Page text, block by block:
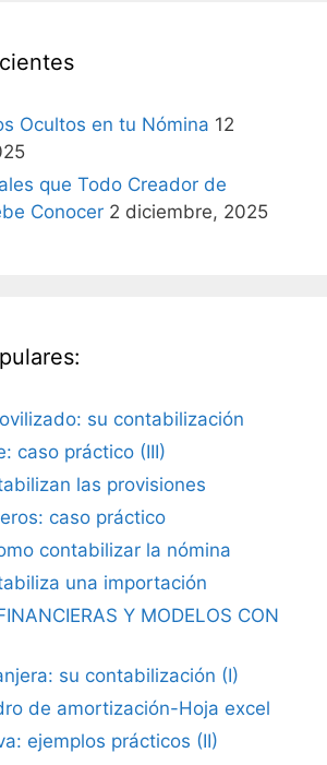
Ocultos en tu Nómina 12
que Todo Creador de
Conocer 2 diciembre, 2025
su contabilización
caso práctico (III)
las provisiones
caso práctico
contabilizar la nómina
una importación
Y MODELOS CON
su contabilización (I)
de amortización-Hoja excel
ejemplos prácticos (II)